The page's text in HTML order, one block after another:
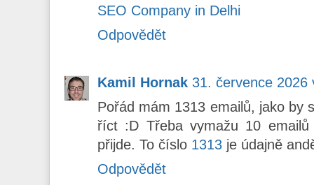
SEO Company in Delhi
Odpovědět
Kamil Hornak 31. července 2026
Pořád mám 1313 emailů, jako by
říct :D Třeba vymažu 10
přijde. To číslo 1313 je údajně
Odpovědět